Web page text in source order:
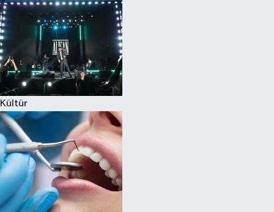
Kültür